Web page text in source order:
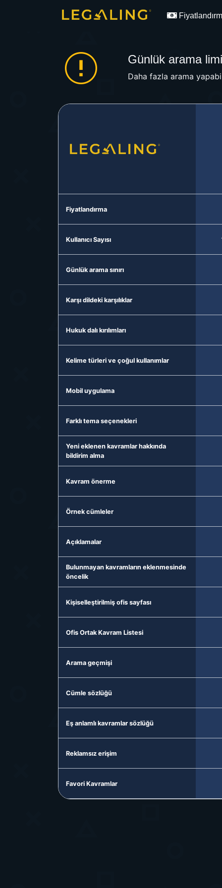
Günlük arama
Daha fazla arama
Fiyatlandırma
Kullanıcı Sayısı
Günlük arama sınırı
Karşı dildeki karşılıklar
Hukuk dalı kırılımları
Kelime türleri ve çoğul kullanımlar
Mobil uygulama
Farklı tema seçenekleri
Yeni eklenen kavramlar hakkında
bildirim alma
Kavram önerme
Örnek cümleler
Açıklamalar
Bulunmayan kavramların eklenmesinde
öncelik
Kişiselleştirilmiş ofis sayfası
Ofis Ortak Kavram Listesi
Arama geçmişi
Cümle sözlüğü
Eş anlamlı kavramlar sözlüğü
Reklamsız erişim
Favori Kavramlar